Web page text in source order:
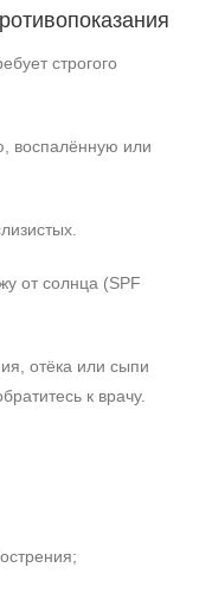
строгого
воспалённую или
от солнца (SPF
отёка или сыпи
к врачу.